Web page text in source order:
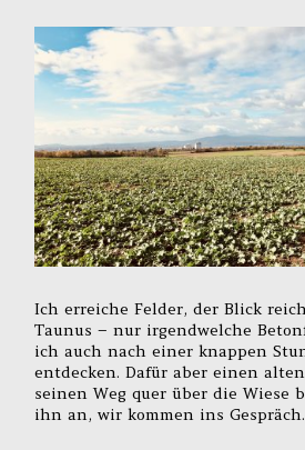
Ich erreiche Felder, der Blick
Taunus – nur irgendwelche
ich auch nach einer knappen
entdecken. Dafür aber einen
seinen Weg quer über die Wiese
ihn an, wir kommen ins Gespräch.